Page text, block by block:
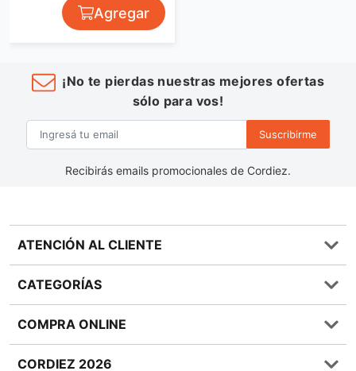
Agregar
¡No te pierdas nuestras mejores ofertas
sólo para vos!
Suscribirme
Recibirás emails promocionales de Cordiez.
ATENCIÓN AL CLIENTE
Preguntas frecuentes
0810 555 1970
Términos y condiciones
CATEGORÍAS
Bebidas
COMPRA ONLINE
CORDIEZ 2026